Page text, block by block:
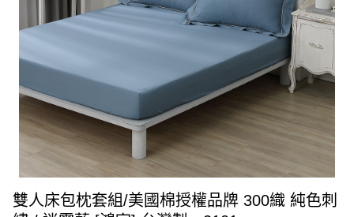
雙人床包枕套組/美國棉授權品牌 300織 純色刺